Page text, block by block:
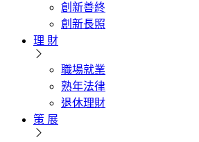
創新善終
創新長照
理 財
職場就業
熟年法律
退休理財
策 展